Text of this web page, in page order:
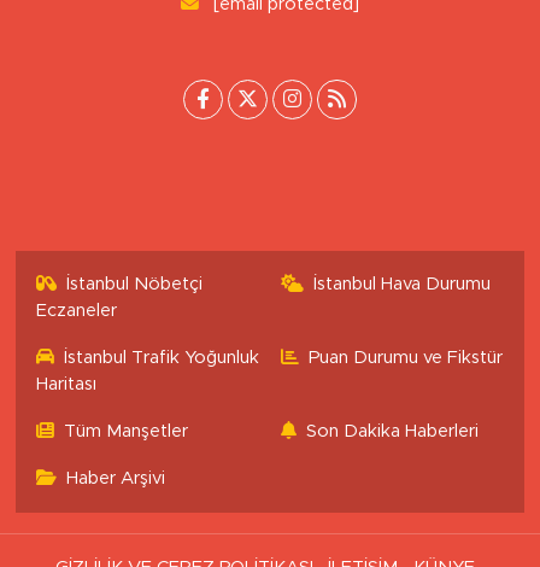
[email protected]
İstanbul Nöbetçi
Eczaneler
İstanbul Hava Durumu
İstanbul Trafik Yoğunluk
Haritası
Puan Durumu ve Fikstür
Tüm Manşetler Son Dakika Haberleri
Haber Arşivi